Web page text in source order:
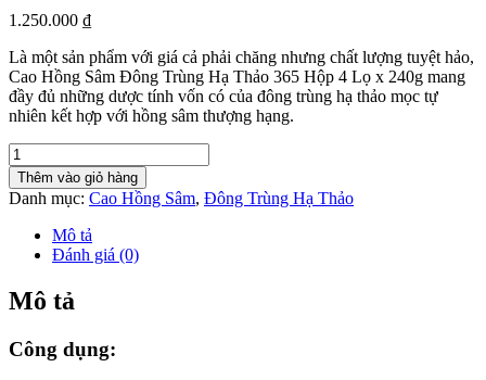
1.250.000 ₫
Là một sản phẩm với giá cả phải chăng nhưng chất lượng tuyệt hảo,
Cao Hồng Sâm Đông Trùng Hạ Thảo 365 Hộp 4 Lọ x 240g mang
đầy đủ những dược tính vốn có của đông trùng hạ thảo mọc tự
nhiên kết hợp với hồng sâm thượng hạng.
Cao
Hồng
Sâm
Đông
Trùng
365
Hàn
Hộp
Thêm vào giỏ hàng
Danh mục: Cao Hồng Sâm, Đông Trùng Hạ Thảo
Mô tả
Đánh giá (0)
Mô tả
Công dụng: